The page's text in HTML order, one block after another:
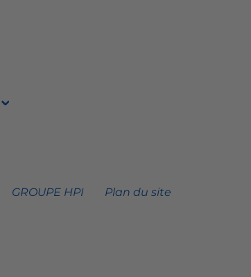
GROUPE HPI Plan du site